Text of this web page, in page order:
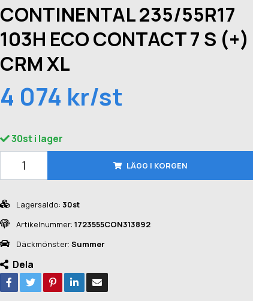
CONTINENTAL 235/55R17
103H ECO CONTACT 7 S (+)
CRM XL
4 074 kr/st
30st i lager
LÄGG I KORGEN
Lagersaldo: 30st
Artikelnummer: 1723555CON313892
Däckmönster: Summer
Dela